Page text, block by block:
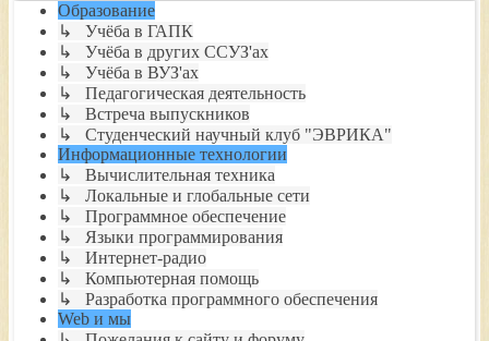
Образование
↳ Учёба в ГАПК
↳ Учёба в других ССУЗ'ах
↳ Учёба в ВУЗ'ах
↳ Педагогическая деятельность
↳ Встреча выпускников
↳ Студенческий научный клуб "ЭВРИКА"
Информационные технологии
↳ Вычислительная техника
↳ Локальные и глобальные сети
↳ Программное обеспечение
↳ Языки программирования
↳ Интернет-радио
↳ Компьютерная помощь
↳ Разработка программного обеспечения
Web и мы